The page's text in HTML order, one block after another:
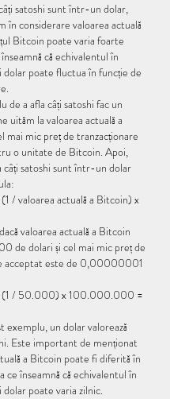
satoshi sunt într-un dolar,
în considerare valoarea actuală
Bitcoin poate varia foarte
că echivalentul în
dolar poate fluctua în funcție de
de a afla câți satoshi fac un
uităm la valoarea actuală a
mai mic preț de tranzacționare
o unitate de Bitcoin. Apoi,
câți satoshi sunt într-un dolar
/ valoarea actuală a Bitcoin) x
valoarea actuală a Bitcoin
de dolari și cel mai mic preț de
acceptat este de 0,00000001
(1 / 50.000) x 100.000.000 =
exemplu, un dolar valorează
Este important de menționat
a Bitcoin poate fi diferită în
ce înseamnă că echivalentul în
dolar poate varia zilnic.